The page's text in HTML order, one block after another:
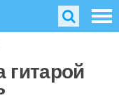
гитарой